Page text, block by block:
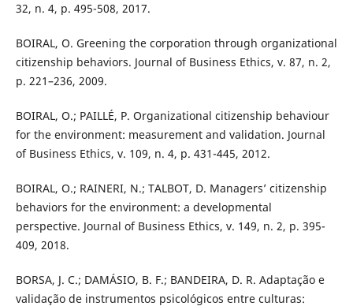
32, n. 4, p. 495-508, 2017.
BOIRAL, O. Greening the corporation through organizational
citizenship behaviors. Journal of Business Ethics, v. 87, n. 2,
p. 221–236, 2009.
BOIRAL, O.; PAILLÉ, P. Organizational citizenship behaviour
for the environment: measurement and validation. Journal
of Business Ethics, v. 109, n. 4, p. 431-445, 2012.
BOIRAL, O.; RAINERI, N.; TALBOT, D. Managers’ citizenship
behaviors for the environment: a developmental
perspective. Journal of Business Ethics, v. 149, n. 2, p. 395-
409, 2018.
BORSA, J. C.; DAMÁSIO, B. F.; BANDEIRA, D. R. Adaptação e
validação de instrumentos psicológicos entre culturas: